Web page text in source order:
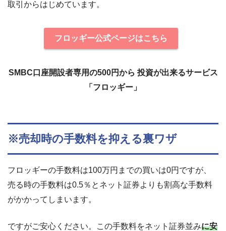
取引からはじめています。
フロッギー公式ページはこちら
SMBC口座開設者専用の500円から 投資が出来るサービス
「フロッギー」
※売却時の手数料を抑える裏ワザ
フロッギーの手数料は100万円までの買いは0円ですが、
売る時の手数料は0.5％とネット証券よりも割高な手数料
がかかってしまいます。
ですがご安心ください。この手数料をネット証券並みに安